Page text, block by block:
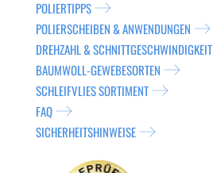
POLIERTIPPS
POLIERSCHEIBEN & ANWENDUNGEN
DREHZAHL & SCHNITTGESCHWINDIGKEIT
BAUMWOLL-GEWEBESORTEN
SCHLEIFVLIES SORTIMENT
FAQ
SICHERHEITSHINWEISE